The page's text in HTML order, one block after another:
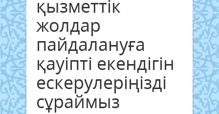
қызметтік
жолдар
пайдалануға
қауіпті екендігін
ескерулеріңізді
сұраймыз